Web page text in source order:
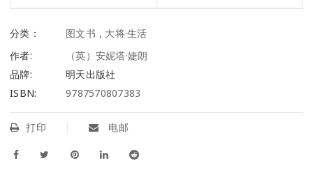
分类： 图文书 , 大将·生活
作者:
（英）安妮塔·婕朗
品牌:
明天出版社
ISBN:
9787570807383
打印 电邮